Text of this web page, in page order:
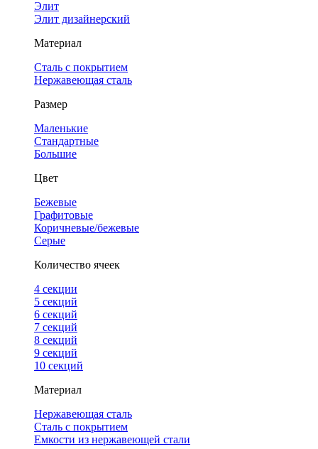
Элит
Элит дизайнерский
Материал
Сталь с покрытием
Нержавеющая сталь
Размер
Маленькие
Стандартные
Большие
Цвет
Бежевые
Графитовые
Коричневые/бежевые
Серые
Количество ячеек
4 cекции
5 секций
6 секций
7 секций
8 секций
9 секций
10 секций
Материал
Нержавеющая сталь
Сталь с покрытием
Емкости из нержавеющей стали